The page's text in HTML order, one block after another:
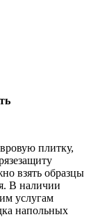
плитку,
взять образцы
В наличии
услугам
напольных